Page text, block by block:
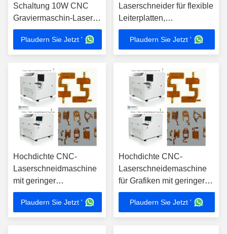
Schaltung 10W CNC
Graviermaschin-Laser-
Schmeidemaschine-/Laser
Plaudern Sie Jetzt '
Laserschneider für flexible
Leiterplatten,
Hochgeschwindigkeits-
CNC-Metall-
Laserschneidemaschine
Plaudern Sie Jetzt '
Hochdichte CNC-
Laserschneidmaschine
mit geringer
Karbonisierung
Plaudern Sie Jetzt '
Hochdichte CNC-
Laserschneidemaschine
für Grafiken mit geringer
Verkohlung
Plaudern Sie Jetzt '